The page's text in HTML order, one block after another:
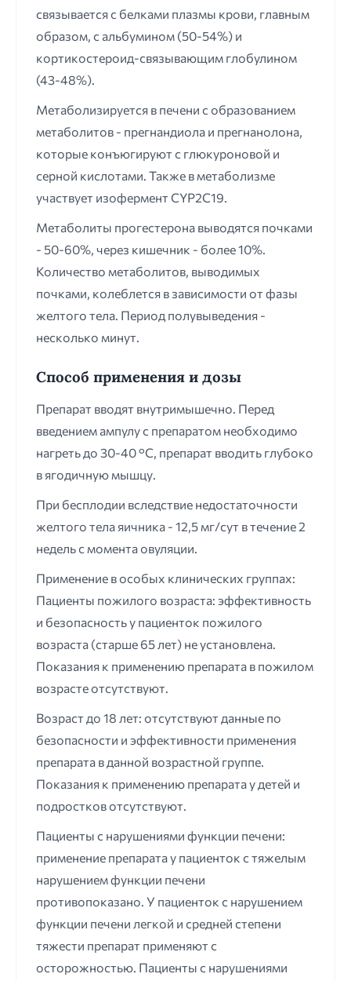
связывается с белками плазмы крови, главным
образом, с альбумином (50-54%) и
кортикостероид-связывающим глобулином
(43-48%).
Метаболизируется в печени с образованием
метаболитов - прегнандиола и прегнанолона,
которые конъюгируют с глюкуроновой и
серной кислотами. Также в метаболизме
участвует изофермент CYP2C19.
Метаболиты прогестерона выводятся почками
- 50-60%, через кишечник - более 10%.
Количество метаболитов, выводимых
почками, колеблется в зависимости от фазы
желтого тела. Период полувыведения -
несколько минут.
Способ применения и дозы
Препарат вводят внутримышечно. Перед
введением ампулу с препаратом необходимо
нагреть до 30-40 °С, препарат вводить глубоко
в ягодичную мышцу.
При бесплодии вследствие недостаточности
желтого тела яичника - 12,5 мг/сут в течение 2
недель с момента овуляции.
Применение в особых клинических группах:
Пациенты пожилого возраста: эффективность
и безопасность у пациенток пожилого
возраста (старше 65 лет) не установлена.
Показания к применению препарата в пожилом
возрасте отсутствуют.
Возраст до 18 лет: отсутствуют данные по
безопасности и эффективности применения
препарата в данной возрастной группе.
Показания к применению препарата у детей и
подростков отсутствуют.
Пациенты с нарушениями функции печени:
применение препарата у пациенток с тяжелым
нарушением функции печени
противопоказано. У пациенток с нарушением
функции печени легкой и средней степени
тяжести препарат применяют с
осторожностью. Пациенты с нарушениями